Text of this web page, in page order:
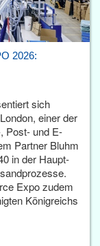
2026:
sich
einer der
Post- und E-
Partner Bluhm
in der Haupt­
Expo zudem
Königreichs